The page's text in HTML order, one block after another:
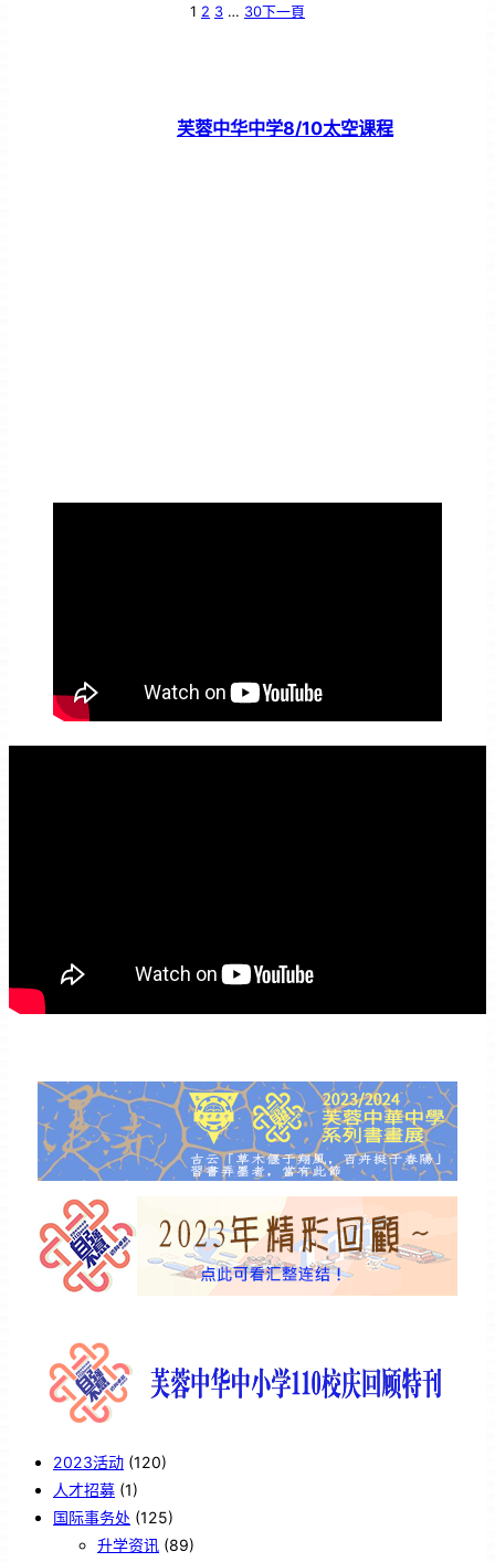
1 2 3 … 30下一頁
芙蓉中华中学8/10太空课程
2023活动 (120)
人才招募 (1)
国际事务处 (125)
升学资讯 (89)